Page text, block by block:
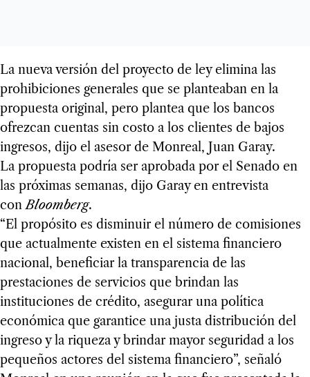
La nueva versión del proyecto de ley elimina las
prohibiciones generales que se planteaban en la
propuesta original, pero plantea que los bancos
ofrezcan cuentas sin costo a los clientes de bajos
ingresos, dijo el asesor de Monreal, Juan Garay.
La propuesta podría ser aprobada por el Senado en
las próximas semanas, dijo Garay en entrevista
conBloomberg.
“El propósito es disminuir el número de comisiones
que actualmente existen en el sistema financiero
nacional, beneficiar la transparencia de las
prestaciones de servicios que brindan las
instituciones de crédito, asegurar una política
económica que garantice una justa distribución del
ingreso y la riqueza y brindar mayor seguridad a los
pequeños actores del sistema financiero”, señaló